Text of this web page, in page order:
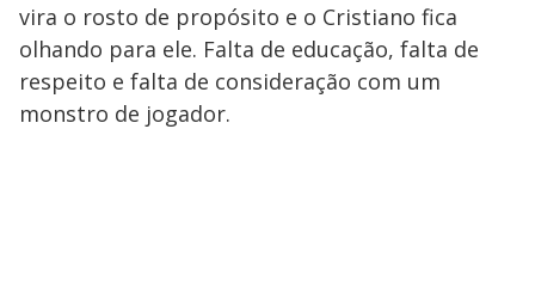
vira o rosto de propósito e o Cristiano fica
olhando para ele. Falta de educação, falta de
respeito e falta de consideração com um
monstro de jogador.